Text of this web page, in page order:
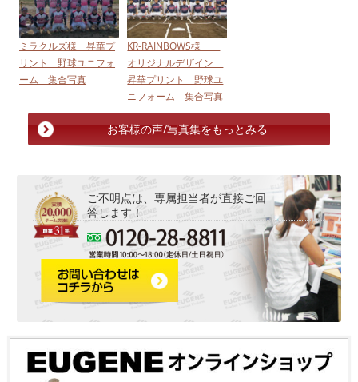
ミラクルズ様 昇華プ
リント 野球ユニフォ
ーム 集合写真
KR-RAINBOWS様
オリジナルデザイン
昇華プリント 野球ユ
ニフォーム 集合写真
お客様の声/写真集をもっとみる
ご不明点は、専属担当者が直接ご回
答します！